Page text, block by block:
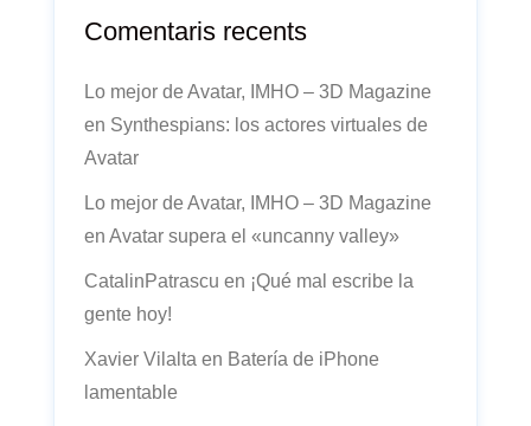
Comentaris recents
Lo mejor de Avatar, IMHO – 3D Magazine
en Synthespians: los actores virtuales de
Avatar
Lo mejor de Avatar, IMHO – 3D Magazine
en Avatar supera el «uncanny valley»
CatalinPatrascu en ¡Qué mal escribe la
gente hoy!
Xavier Vilalta en Batería de iPhone
lamentable